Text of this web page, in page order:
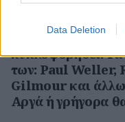
Data Deletion
MOOD OF THE DAY ΜΆΙ 16,2024
Η εταιρία είχε
demo του Steve
κυκλοφορήσει. Τα
των: Paul Weller,
Gilmour και
Αργά ή γρήγορα θα